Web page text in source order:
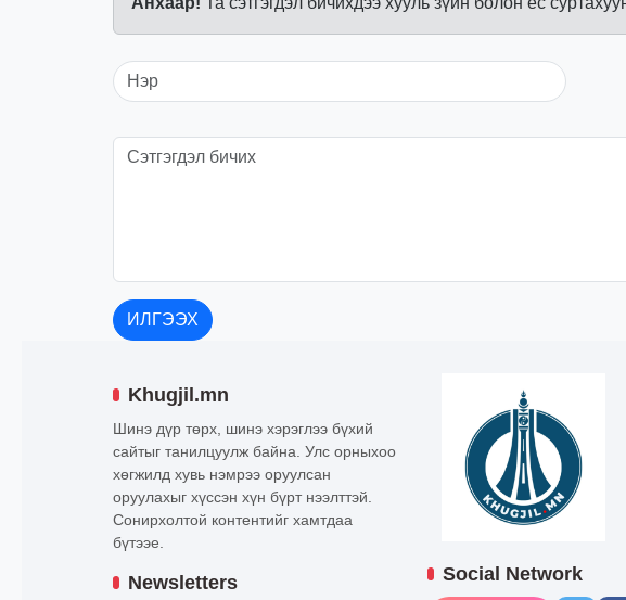
ИЛГЭЭХ
Khugjil.mn
Шинэ дүр төрх, шинэ хэрэглээ бүхий
сайтыг танилцуулж байна. Улс орныхоо
хөгжилд хувь нэмрээ оруулсан
оруулахыг хүссэн хүн бүрт нээлттэй.
Сонирхолтой контентийг хамтдаа
бүтээе.
Newsletters Social Network